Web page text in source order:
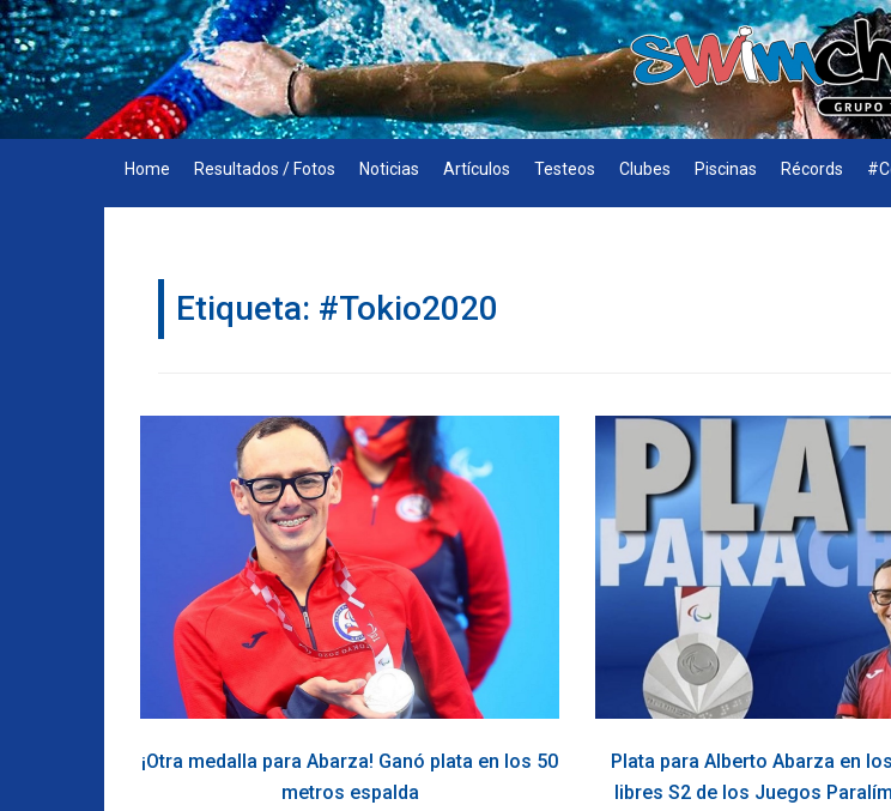
Skip
to
content
Home Resultados / Fotos Noticias Artículos Testeos Clubes Piscinas Récords
Etiqueta: #Tokio2020
¡Otra medalla para Abarza! Ganó plata en los 50
metros espalda
Plata para Alberto Abarza en
libres S2 de los Juegos